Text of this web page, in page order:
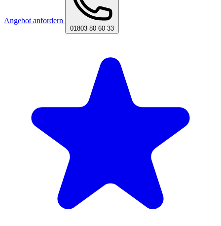
Angebot anfordern
01803 80 60 33